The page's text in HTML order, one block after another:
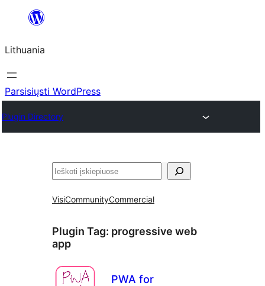
turinio
Lithuania
Parsisiųsti WordPress
Plugin Directory
Paieška
VisiCommunityCommercial
Plugin Tag: progressive web
app
PWA for